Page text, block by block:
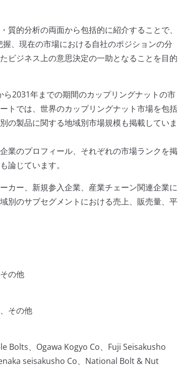
的分析の両面から包括的に紹介することで、
、現在の市場における自社のポジションの分
ビジネス上の意思決定の一助となることを目的
2031年までの期間のカップリングナットの市
トでは、世界のカップリングナット市場を包括
の製品に関する地域別市場規模も掲載していま
業のプロフィール、それぞれの市場ランクを掲
論じています。
カー、新規参入企業、産業チェーン関連企業に
別のサブセグメントにおける売上、販売量、平
の他
その他
Bolts、Ogawa Kogyo Co、Fuji Seisakusho
seisakusho Co、National Bolt & Nut